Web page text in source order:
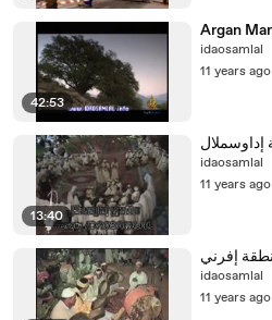
42:53
idaosamlal
11 years ago
13:40
idaosamlal
11 years ago
idaosamlal
11 years ago